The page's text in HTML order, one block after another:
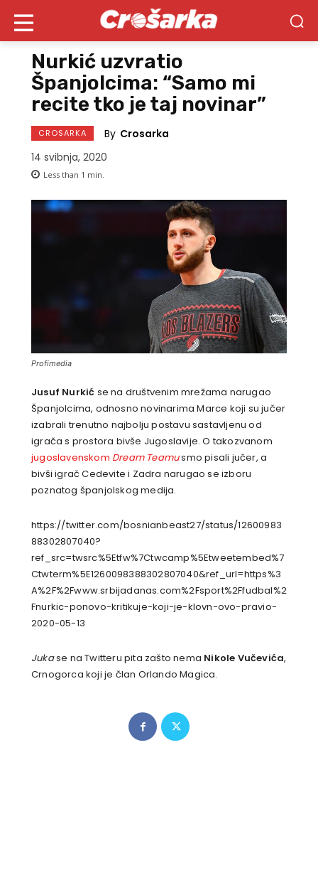
Nurkić uzvratio
Španjolcima: “Samo mi
recite tko je taj novinar”
CROSARKA By Crosarka
14 svibnja, 2020
Less than 1 min.
Profimedia
Jusuf Nurkić se na društvenim mrežama narugao
Španjolcima, odnosno novinarima Marce koji su jučer
izabrali trenutno najbolju postavu sastavljenu od
igrača s prostora bivše Jugoslavije. O takozvanom
jugoslavenskom Dream Teamusmo pisali jučer, a
bivši igrač Cedevite i Zadra narugao se izboru
poznatog španjolskog medija.
https://twitter.com/bosnianbeast27/status/12600983
88302807040?
ref_src=twsrc%5Etfw%7Ctwcamp%5Etweetembed%7
Ctwterm%5E1260098388302807040&ref_url=https%3
A%2F%2Fwww.srbijadanas.com%2Fsport%2Ffudbal%2
Fnurkic-ponovo-kritikuje-koji-je-klovn-ovo-pravio-
2020-05-13
Jukase na Twitteru pita zašto nema Nikole Vučevića,
Crnogorca koji je član Orlando Magica.